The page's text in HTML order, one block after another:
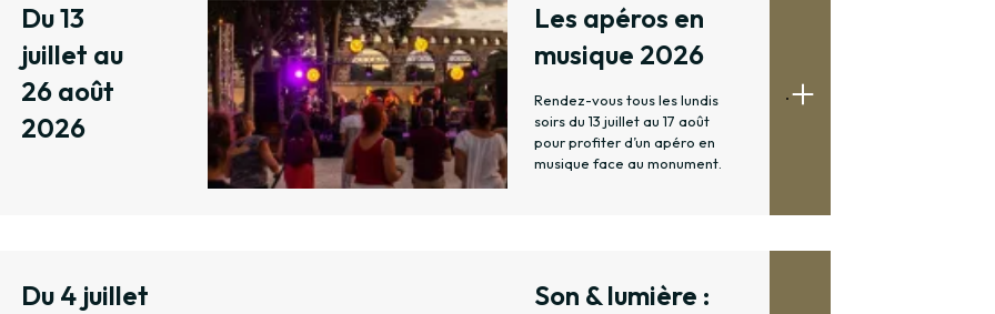
Du 13
juillet au
26 août
2026
Les apéros en
musique 2026
Rendez-vous tous les lundis
soirs du 13 juillet au 17 août
pour profiter d’un apéro en
musique face au monument.
.
Du 4 juillet
Son & lumière :